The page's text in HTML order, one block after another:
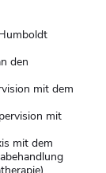
den
mit dem
mit
mit dem